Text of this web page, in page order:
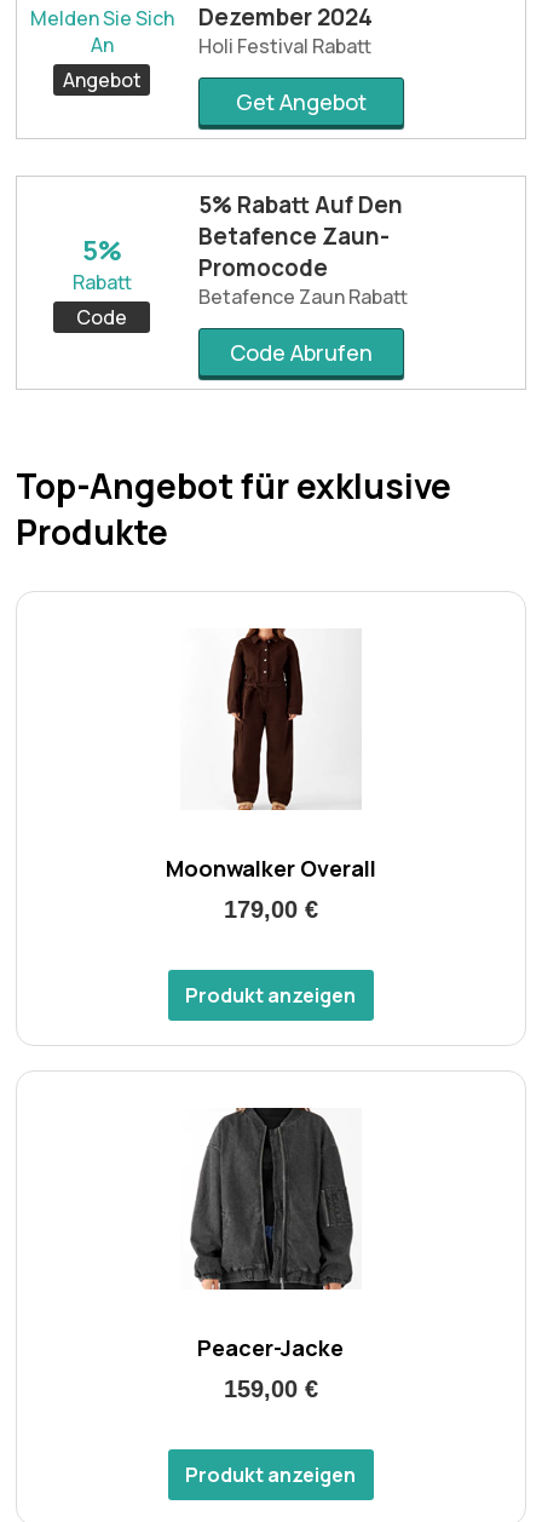
Melden Sie Sich
An
Angebot
Dezember 2024
Holi Festival Rabatt
Get Angebot
5%
Rabatt
Code
5% Rabatt Auf Den
Betafence Zaun-
Promocode
Betafence Zaun Rabatt
Code Abrufen
Top-Angebot für exklusive
Produkte
Moonwalker Overall
179,00 €
Produkt anzeigen
Peacer-Jacke
159,00 €
Produkt anzeigen